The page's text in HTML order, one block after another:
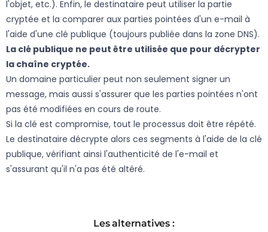
l'objet, etc.). Enfin, le destinataire peut utiliser la partie
cryptée et la comparer aux parties pointées d'un e-mail à
l'aide d'une clé publique (toujours publiée dans la zone DNS).
La clé publique ne peut être utilisée que pour décrypter
la chaîne cryptée.
Un domaine particulier peut non seulement signer un
message, mais aussi s'assurer que les parties pointées n'ont
pas été modifiées en cours de route.
Si la clé est compromise, tout le processus doit être répété.
Le destinataire décrypte alors ces segments à l'aide de la clé
publique, vérifiant ainsi l'authenticité de l'e-mail et
s'assurant qu'il n'a pas été altéré.
Les alternatives :